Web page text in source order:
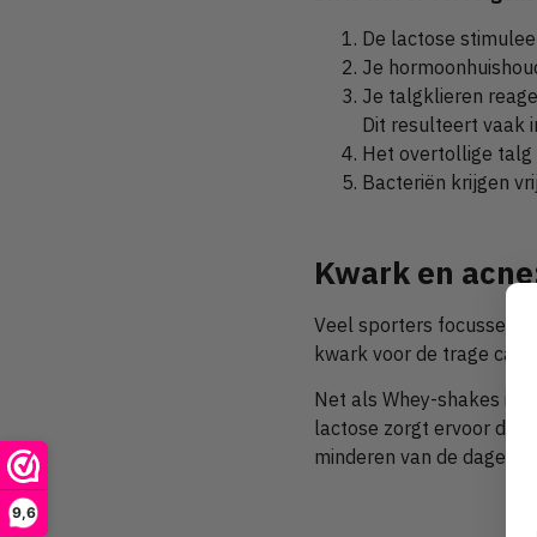
9,6
De lactose
Je
Je talgklieren
Dit resulteert vaak
Het overtollige talg
Bacteriën krijgen
Kwark en
Veel sporters focussen
kwark voor de trage
Net als Whey-shakes is
lactose zorgt ervoor dat je
minderen van de